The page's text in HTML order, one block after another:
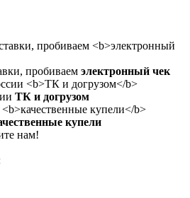
пробиваем электронный чек
ТК и догрузом
купели
нам!